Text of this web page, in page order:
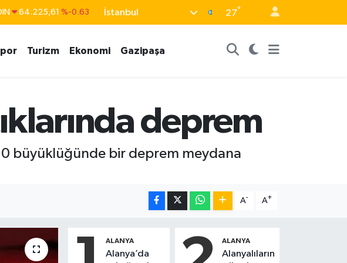
64.225,61 %-0.63
55,0406 %-0.08
BİST100 13.799 %70
İstanbul 27°
Turizm Ekonomi Gazipaşa
deprem
büyüklüğünde bir deprem meydana
A- A+
ALANYA
Alanya’da
ALANYA
Alanyalıların